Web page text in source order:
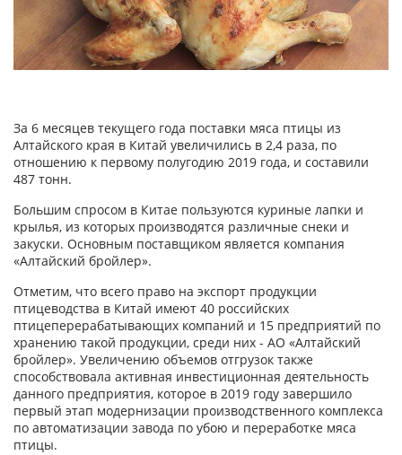
За 6 месяцев текущего года поставки мяса птицы из
Алтайского края в Китай увеличились в 2,4 раза, по
отношению к первому полугодию 2019 года, и составили
487 тонн.
Большим спросом в Китае пользуются куриные лапки и
крылья, из которых производятся различные снеки и
закуски. Основным поставщиком является компания
«Алтайский бройлер».
Отметим, что всего право на экспорт продукции
птицеводства в Китай имеют 40 российских
птицеперерабатывающих компаний и 15 предприятий по
хранению такой продукции, среди них - АО «Алтайский
бройлер». Увеличению объемов отгрузок также
способствовала активная инвестиционная деятельность
данного предприятия, которое в 2019 году завершило
первый этап модернизации производственного комплекса
по автоматизации завода по убою и переработке мяса
птицы.